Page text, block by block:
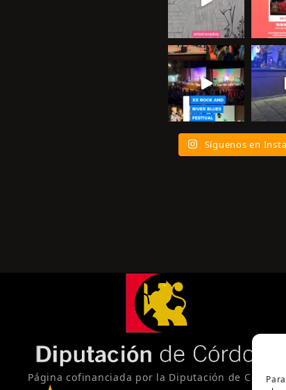
Síguenos en
Página cofinanciada por la Diputación de Córdoba